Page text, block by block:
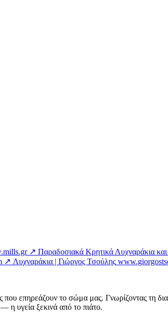
↗ Παραδοσιακά Κρητικά Λυχναράκια
↗ Λυχναράκια | Γιώργος Τσούλης
που επηρεάζουν το σώμα μας. Γνωρίζοντας τη
η υγεία ξεκινά από το πιάτο.